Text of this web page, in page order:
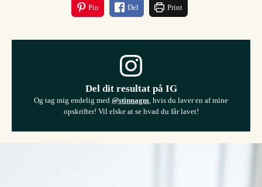
Pin Del Print
Del dit resultat på IG
Og tag mig endelig med @stinnagm, hvis du laver en af mine
opskrifter! Vil elske at se hvad du får lavet!